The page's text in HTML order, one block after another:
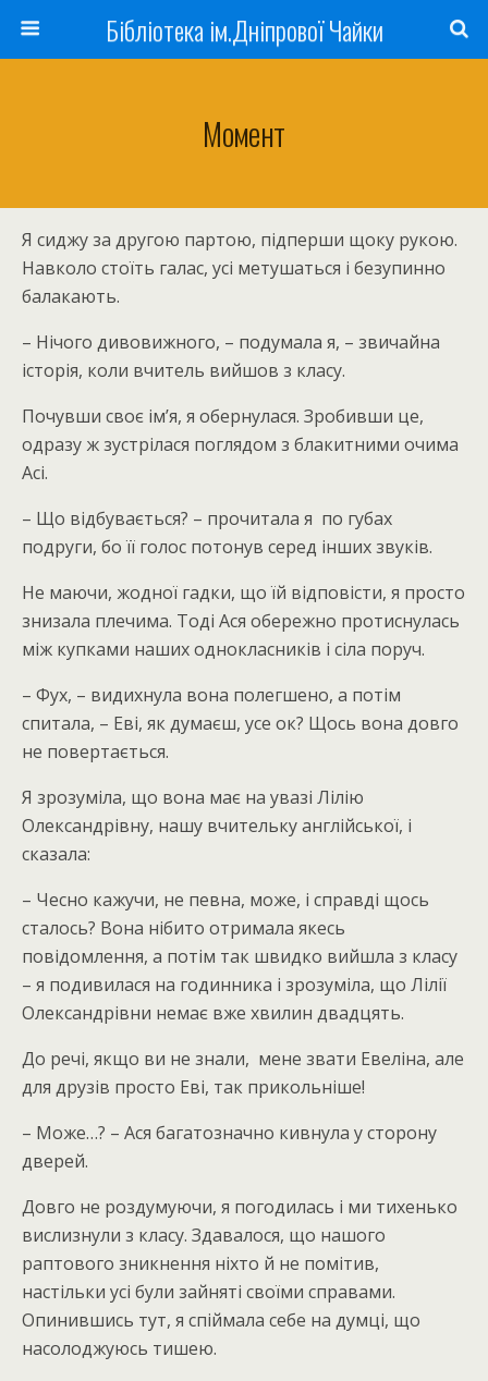
Бібліотека ім.Дніпрової Чайки
Момент
Я сиджу за другою партою, підперши щоку рукою.
Навколо стоїть галас, усі метушаться і безупинно
балакають.
– Нічого дивовижного, – подумала я, – звичайна
історія, коли вчитель вийшов з класу.
Почувши своє ім’я, я обернулася. Зробивши це,
одразу ж зустрілася поглядом з блакитними очима
Асі.
– Що відбувається? – прочитала я по губах
подруги, бо її голос потонув серед інших звуків.
Не маючи, жодної гадки, що їй відповісти, я просто
знизала плечима. Тоді Ася обережно протиснулась
між купками наших однокласників і сіла поруч.
– Фух, – видихнула вона полегшено, а потім
спитала, – Еві, як думаєш, усе ок? Щось вона довго
не повертається.
Я зрозуміла, що вона має на увазі Лілію
Олександрівну, нашу вчительку англійської, і
сказала:
– Чесно кажучи, не певна, може, і справді щось
сталось? Вона нібито отримала якесь
повідомлення, а потім так швидко вийшла з класу
– я подивилася на годинника і зрозуміла, що Лілії
Олександрівни немає вже хвилин двадцять.
До речі, якщо ви не знали, мене звати Евеліна, але
для друзів просто Еві, так прикольніше!
– Може…? – Ася багатозначно кивнула у сторону
дверей.
Довго не роздумуючи, я погодилась і ми тихенько
вислизнули з класу. Здавалося, що нашого
раптового зникнення ніхто й не помітив,
настільки усі були зайняті своїми справами.
Опинившись тут, я спіймала себе на думці, що
насолоджуюсь тишею.